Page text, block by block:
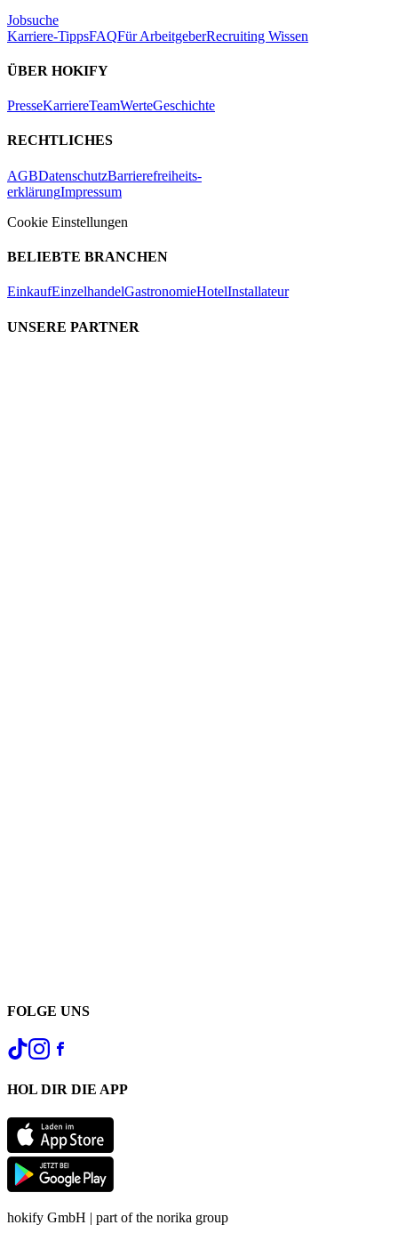
Jobsuche
Karriere-TippsFAQFür ArbeitgeberRecruiting Wissen
ÜBER HOKIFY
PresseKarriereTeamWerteGeschichte
RECHTLICHES
AGBDatenschutzBarrierefreiheits-
erklärungImpressum
Cookie Einstellungen
BELIEBTE BRANCHEN
EinkaufEinzelhandelGastronomieHotelInstallateur
UNSERE PARTNER
FOLGE UNS
HOL DIR DIE APP
hokify GmbH | part of the norika group